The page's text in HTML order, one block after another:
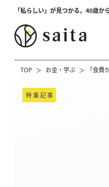
「私らしい」が見つかる。40歳か
TOP お金・学ぶ 「食
特集記事